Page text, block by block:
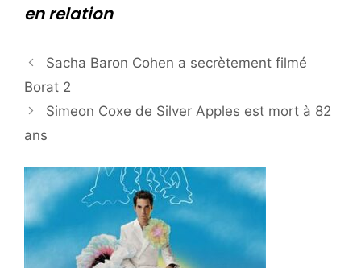
en relation
Sacha Baron Cohen a secrètement filmé
Borat 2
Simeon Coxe de Silver Apples est mort à 82
ans